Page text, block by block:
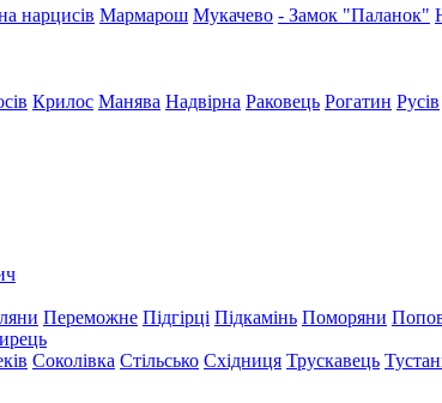
нарцисів Мармарош Мукачево - Замок "Паланок"
Крилос Манява Надвірна Раковець Рогатин Русів
Переможне Підгірці Підкамінь Поморяни
Соколівка Стільсько Східниця Трускавець